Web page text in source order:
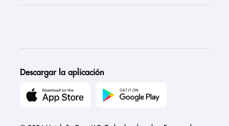
Descargar la aplicación